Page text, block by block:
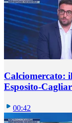
Calciomercato:
Esposito-
00:42